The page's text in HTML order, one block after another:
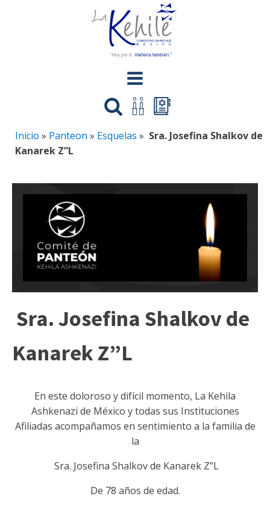
Inicio » Panteon » Esquelas » Sra. Josefina Shalkov de
Kanarek Z”L
Sra. Josefina Shalkov de
Kanarek Z”L
En este doloroso y difícil momento, La Kehila
Ashkenazi de México y todas sus Instituciones
Afiliadas acompañamos en sentimiento a la familia de
la
Sra. Josefina Shalkov de Kanarek Z”L
De 78 años de edad.